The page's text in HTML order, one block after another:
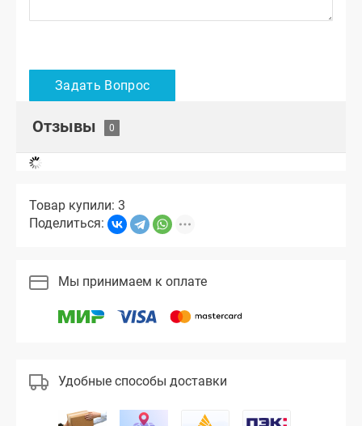
Отзывы
Товар купили: 3
Поделиться:
Мы принимаем к оплате
Удобные способы доставки